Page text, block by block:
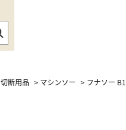
切断用品 > マシンソー > フナソー